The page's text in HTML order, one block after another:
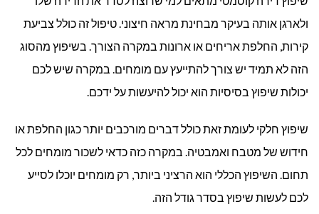
ולארגן אותה בעיקר מבחינת מראה חיצוני. טיפול זה כולל צביעת
קירות, החלפת אריחים או ארונות במקרה הצורך. בשיפוץ מהסוג
הזה לא תמיד יש צורך להתייעץ עם מומחים. במקרה שיש לכם
יכולות שיפוץ בסיסיות הוא יכול להיעשות על ידכם.
שיפוץ חלקי לעומת זאת כולל דברים מורכבים יותר כגון החלפת או
חידוש של מטבח ואמבטיה. במקרה כזה כדאי לשכור מומחים לכל
תחום. השיפוץ הכללי הוא הרציני ביותר, רק מומחים יוכלו לסייע
לכם לעשות שיפוץ בסדר גודל הזה.